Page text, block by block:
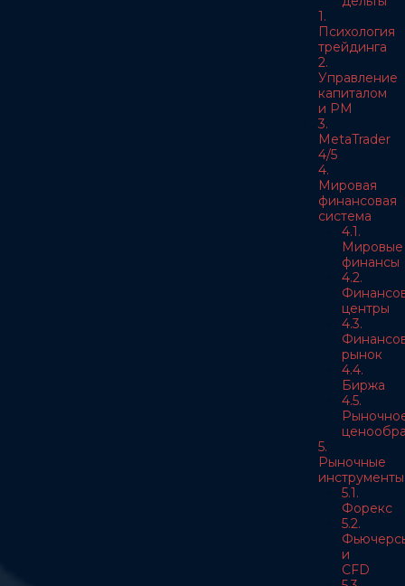
1.
Психология
трейдинга
2.
Управление
капиталом
и РМ
3.
MetaTrader
4/5
4.
Мировая
финансовая
система
4.1.
Мировые
финансы
4.2.
центры
4.3.
рынок
4.4.
Биржа
4.5.
5.
Рыночные
инструменты
5.1.
Форекс
5.2.
и
CFD